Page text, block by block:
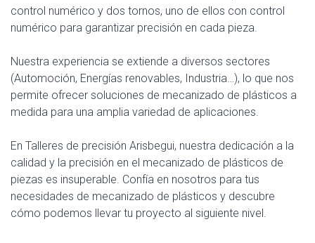
control numérico y dos tornos, uno de ellos con control
numérico para garantizar precisión en cada pieza.
Nuestra experiencia se extiende a diversos sectores
(Automoción, Energías renovables, Industria…), lo que nos
permite ofrecer soluciones de mecanizado de plásticos a
medida para una amplia variedad de aplicaciones.
En Talleres de precisión Arisbegui, nuestra dedicación a la
calidad y la precisión en el mecanizado de plásticos de
piezas es insuperable. Confía en nosotros para tus
necesidades de mecanizado de plásticos y descubre
cómo podemos llevar tu proyecto al siguiente nivel.